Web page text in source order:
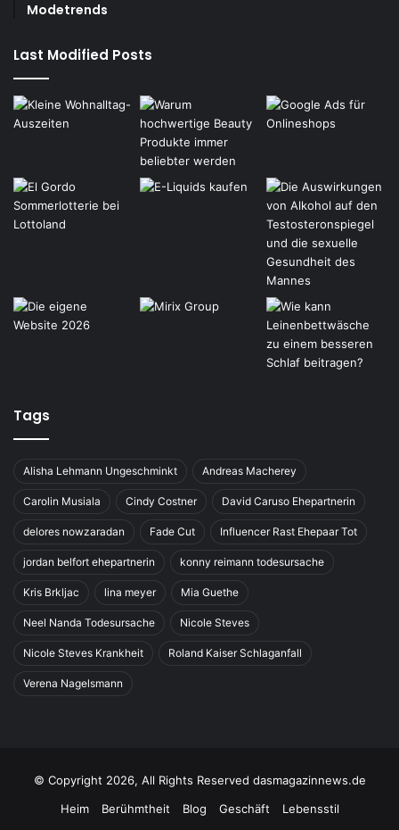
Modetrends
Last Modified Posts
Tags
Alisha Lehmann Ungeschminkt Andreas Macherey
Carolin Musiala Cindy Costner David Caruso Ehepartnerin
delores nowzaradan Fade Cut Influencer Rast Ehepaar Tot
jordan belfort ehepartnerin konny reimann todesursache
Kris Brkljac lina meyer Mia Guethe
Neel Nanda Todesursache Nicole Steves
Nicole Steves Krankheit Roland Kaiser Schlaganfall
Verena Nagelsmann
© Copyright 2026, All Rights Reserved dasmagazinnews.de
Heim
Berühmtheit Blog Geschäft
Lebensstil